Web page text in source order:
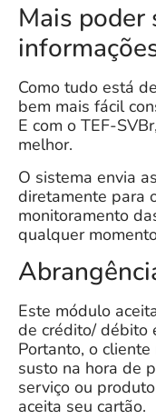
Mais poder
Como tudo está
bem mais fácil
E com o TEF-
melhor.
O sistema envia
diretamente para
monitoramento
qualquer
Este módulo
de crédito/ débito
Portanto, o
susto na hora de
serviço ou
aceita seu cartão.